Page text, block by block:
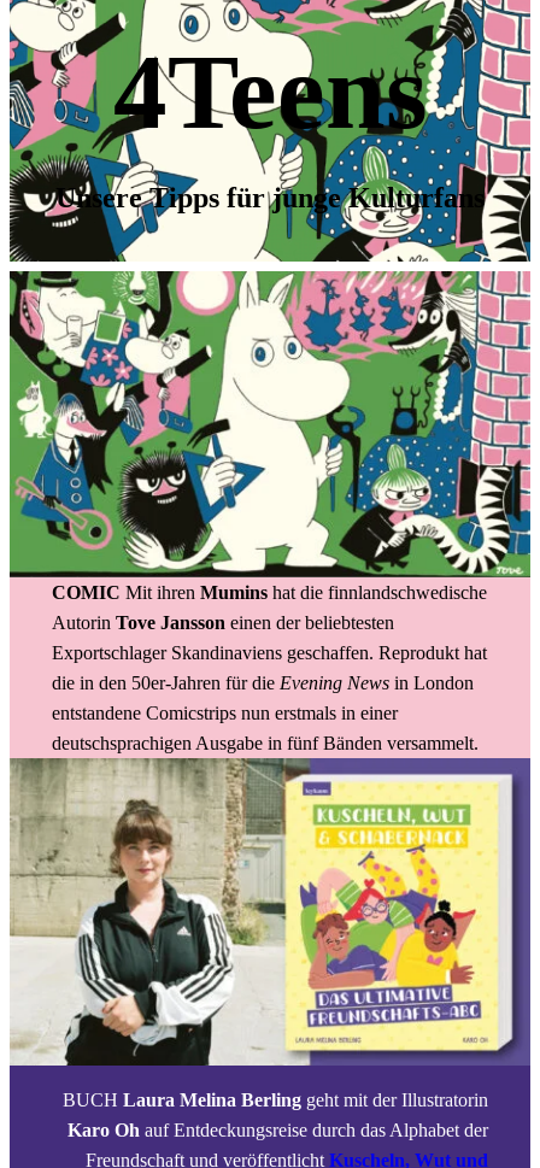
4Teens
Unsere Tipps für junge Kulturfans
COMIC Mit ihren Muminshat die finnlandschwedische
Autorin Tove Jansson einen der beliebtesten
Exportschlager Skandinaviens geschaffen. Reprodukt hat
die in den 50er-Jahren für die Evening Newsin London
entstandene Comicstrips nun erstmals in einer
deutschsprachigen Ausgabe in fünf Bänden versammelt.
BUCHLaura Melina Berling geht mit der Illustratorin
Karo Oh auf Entdeckungsreise durch das Alphabet der
Freundschaft und veröffentlichtKuscheln, Wut und